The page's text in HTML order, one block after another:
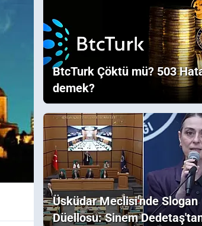
BtcTurk Çöktü mü? 503
demek?
Üsküdar Meclisi'nde Slogan
Düellosu: Sinem